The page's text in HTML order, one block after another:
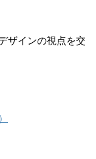
ザインの視点を交